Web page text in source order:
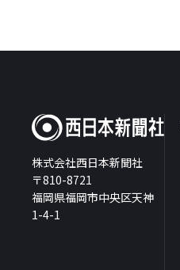
株式会社西日本新聞社
〒810-8721
福岡県福岡市中央区天神
1-4-1